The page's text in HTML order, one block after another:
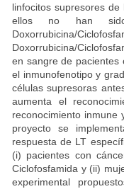
linfocitos supresores
ellos no han
Doxorrubicina/
Doxorrubicina/
en sangre de pacientes
el inmunofenotipo y
células supresoras
aumenta el
reconocimiento
proyecto se
respuesta de LT
(i) pacientes con
Ciclofosfamida y (ii)
experimental